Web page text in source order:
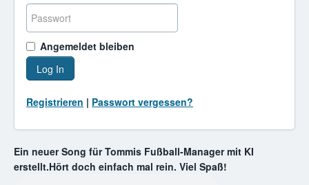
Angemeldet bleiben
Log In
Registrieren | Passwort vergessen?
Ein neuer Song für Tommis Fußball-Manager mit KI
erstellt.Hört doch einfach mal rein. Viel Spaß!